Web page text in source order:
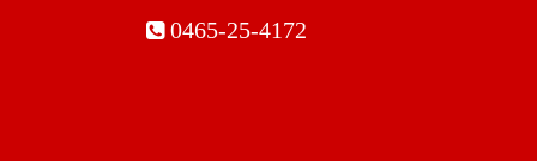
0465-25-4172